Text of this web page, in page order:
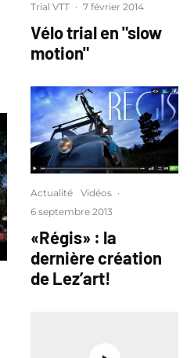
Trial VTT · 7 février 2014
Vélo trial en "slow
motion"
Actualité Vidéos ·
6 septembre 2013
«Régis» : la
dernière création
de Lez’art!